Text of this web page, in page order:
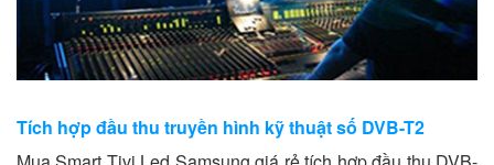
Tích hợp đầu thu truyền hình kỹ thuật số DVB-T2